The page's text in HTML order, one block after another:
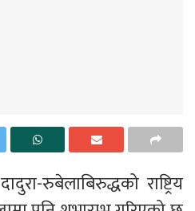
रुबेलाबिरुद्धको राष्ट्रिय